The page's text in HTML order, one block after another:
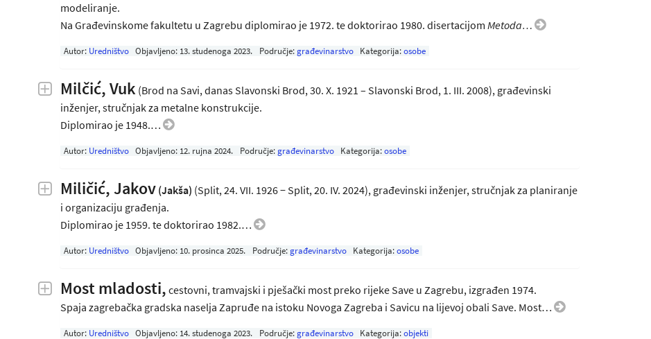
modeliranje.
Na Građevinskome fakultetu u Zagrebu diplomirao je 1972. te doktorirao 1980. disertacijom Metoda…
Autor: Uredništvo Objavljeno: 13. studenoga 2023. Područje: građevinarstvo Kategorija:osobe
Milčić, Vuk (Brod na Savi, danas Slavonski Brod, 30. X. 1921 – Slavonski Brod, 1. III. 2008), građevinski
inženjer, stručnjak za metalne konstrukcije.
Diplomirao je 1948.…
Autor: Uredništvo Objavljeno: 12. rujna 2024. Područje: građevinarstvo Kategorija:osobe
Miličić, Jakov (Jakša) (Split, 24. VII. 1926 − Split, 20. IV. 2024), građevinski inženjer, stručnjak za planiranje
i organizaciju građenja.
Diplomirao je 1959. te doktorirao 1982.…
Autor: Uredništvo Objavljeno: 10. prosinca 2025. Područje: građevinarstvo Kategorija:osobe
Most mladosti, cestovni, tramvajski i pješački most preko rijeke Save u Zagrebu, izgrađen 1974.
Spaja zagrebačka gradska naselja Zapruđe na istoku Novoga Zagreba i Savicu na lijevoj obali Save. Most…
Autor: Uredništvo Objavljeno: 14. studenoga 2023. Područje: građevinarstvo Kategorija:objekti